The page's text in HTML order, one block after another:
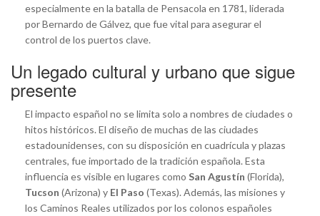
especialmente en la batalla de Pensacola en 1781, liderada
por Bernardo de Gálvez, que fue vital para asegurar el
control de los puertos clave.
Un legado cultural y urbano que sigue
presente
El impacto español no se limita solo a nombres de ciudades o
hitos históricos. El diseño de muchas de las ciudades
estadounidenses, con su disposición en cuadrícula y plazas
centrales, fue importado de la tradición española. Esta
influencia es visible en lugares como San Agustín (Florida),
Tucson (Arizona) y El Paso (Texas). Además, las misiones y
los Caminos Reales utilizados por los colonos españoles